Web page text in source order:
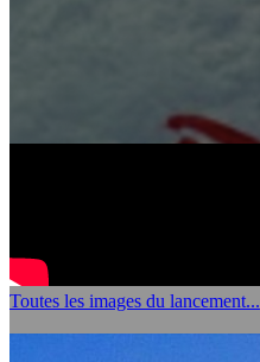
Toutes les images du lancement...